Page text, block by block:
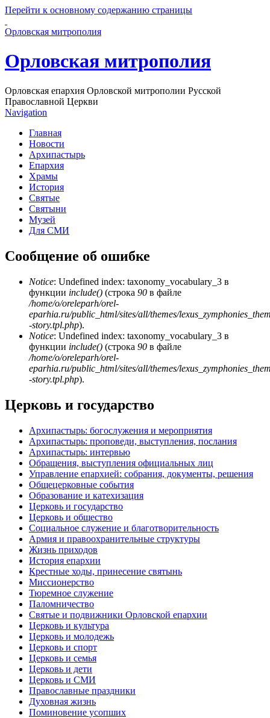
Перейти к основному содержанию страницы
Орловская митрополия
Орловская митрополия
Орловская епархия Орловской митрополии Русской
Православной Церкви
Navigation
Главная
Новости
Архипастырь
Епархия
Храмы
История
Святые
Святыни
Музей
Для СМИ
Сообщение об ошибке
Notice: Undefined index: taxonomy_vocabulary_3 в
функции include() (строка 90 в файле
/home/o/oreleparh/orel-
eparhia.ru/public_html/sites/all/themes/
-story.tpl.php).
Notice: Undefined index: taxonomy_vocabulary_3 в
функции include() (строка 90 в файле
/home/o/oreleparh/orel-
eparhia.ru/public_html/sites/all/themes/
-story.tpl.php).
Церковь и государство
Архипастырь: богослужения и мероприятия
Архипастырь: проповеди, выступления, послания
Архипастырь: интервью
Обращения, выступления официальных лиц
Управление епархией: собрания, документы, решения
Общецерковные события
Образование и катехизация
Церковь и государство
Церковь и общество
Социальное служение и благотворительность
Армия и правоохранительные структуры
Жизнь приходов
История епархии
Крестные ходы, принесение святынь
Миссионерство
Тюремное служение
Паломничество
Святые и подвижники Орловской епархии
Церковь и культура
Церковь и молодежь
Церковь и спорт
Церковь и семья
Церковь и дети
Церковь и СМИ
Православные праздники
Духовная жизнь
Поминовение усопших